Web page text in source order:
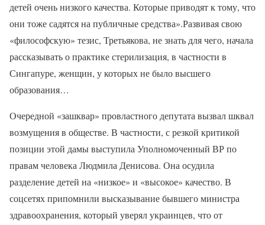
детей очень низкого качества. Которые приводят к тому, что
они тоже садятся на публичные средства».Развивая свою
«философскую» тезис, Третьякова, не знать для чего, начала
рассказывать о практике стерилизация, в частности в
Сингапуре, женщин, у которых не было высшего
образования…
Очередной «зашквар» провластного депутата вызвал шквал
возмущения в обществе. В частности, с резкой критикой
позиции этой дамы выступила Уполномоченный ВР по
правам человека Людмила Денисова. Она осудила
разделение детей на «низкое» и «высокое» качество. В
соцсетях припомнили высказывание бывшего министра
здравоохранения, который уверял украинцев, что от